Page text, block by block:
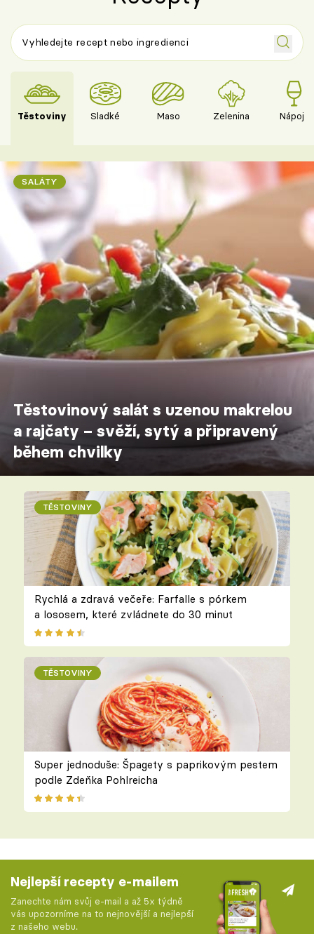
Těstoviny Sladké Maso Zelenina Nápoje
SALÁTY
Těstovinový salát s uzenou makrelou
a rajčaty – svěží, sytý a připravený
během chvilky
TĚSTOVINY
Rychlá a zdravá večeře: Farfalle s pórkem
a lososem, které zvládnete do 30 minut
TĚSTOVINY
Super jednoduše: Špagety s paprikovým pestem
podle Zdeňka Pohlreicha
Nejlepší recepty e-mailem
Zanechte nám svůj e-mail a až 5x týdně
vás upozorníme na to nejnovější a nejlepší
z našeho webu.